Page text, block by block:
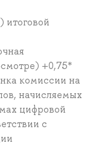
итоговой
+0,75*
комиссии на
начисляемых
цифровой
с